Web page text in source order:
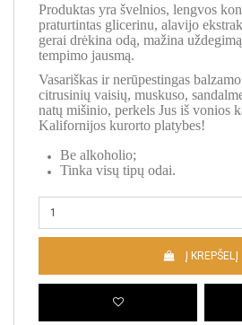
Produktas yra švelnios, lengvos
praturtintas glicerinu, alavijo
gerai drėkina odą, mažina
tempimo jausmą.
Vasariškas ir nerūpestingas
citrusinių vaisių, muskuso,
natų mišinio, perkels Jus iš vonios
Kalifornijos kurorto platybes!
Be alkoholio;
Tinka visų tipų odai.
Į KREPŠELĮ